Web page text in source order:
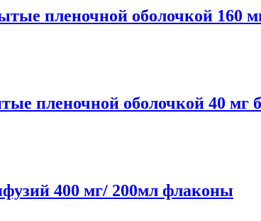
пленочной оболочкой 160
пленочной оболочкой 40 мг
400 мг/ 200мл флаконы